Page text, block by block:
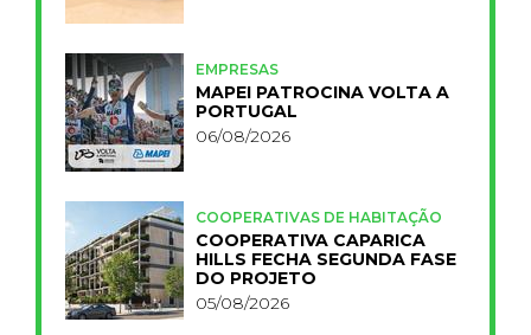
EMPRESAS
MAPEI PATROCINA VOLTA A
PORTUGAL
06/08/2026
COOPERATIVAS DE HABITAÇÃO
COOPERATIVA CAPARICA
HILLS FECHA SEGUNDA FASE
DO PROJETO
05/08/2026